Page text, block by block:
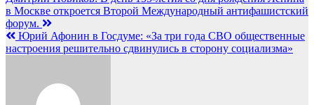
в Москве откроется Второй Международный антифашистский
форум.
Юрий Афонин в Госдуме: «За три года СВО общественные
настроения решительно сдвинулись в сторону социализма»